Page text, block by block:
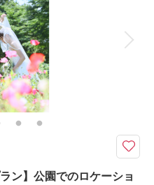
ンタル
もの
いただけます
アメイク、写真6切1枚がセットに
から、お好きなフォトを選べますよ
ン】公園でのロケーショ